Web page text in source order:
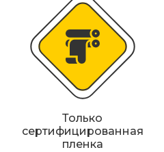
зеркала
T7
строительные
Только
сертифицированная
пленка